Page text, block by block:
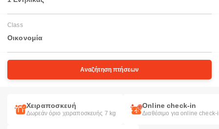
Class
Οικονομία
Αναζήτηση πτήσεων
Χειραποσκευή
Δωρεάν όριο χειραποσκευής 7 kg
Online check-in
Διαθέσιμο για online check-